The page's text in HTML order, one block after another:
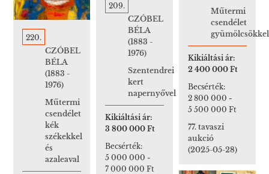
Műtermi
csendélet
gyümölcsökkel
Kikiáltási ár:
2 400 000 Ft
Becsérték:
2 800 000 -
5 500 000 Ft
77. tavaszi
aukció
(2025-05-28)
209.
CZÓBEL
BÉLA
(1883 -
1976)
Szentendrei
kert
napernyővel
Kikiáltási ár:
3 800 000 Ft
Becsérték:
5 000 000 -
7 000 000 Ft
220.
CZÓBEL
BÉLA
(1883 -
1976)
Műtermi
csendélet
kék
székekkel
és
azaleaval